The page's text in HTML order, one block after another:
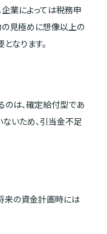
業によっては税務申
の見極めに想像以上の
なります。
のは、確定給付型であ
いため、引当金不足
来の資金計画時には